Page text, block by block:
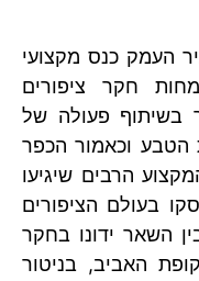
העמק כנס מקצועי
חקר ציפורים
בשיתוף פעולה של
וכאמור הכפר
הרבים שיגיעו
בעולם הציפורים
השאר ידונו בחקר
האביב, בניטור